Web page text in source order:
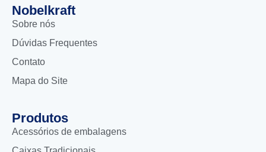
Nobelkraft
Sobre nós
Dúvidas Frequentes
Contato
Mapa do Site
Produtos
Acessórios de embalagens